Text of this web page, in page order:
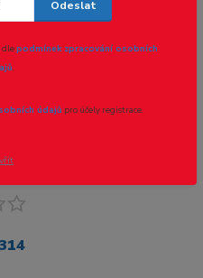
5314
Odeslat
dlepodmínek zpracování osobních
.
údajů pro účely registrace.